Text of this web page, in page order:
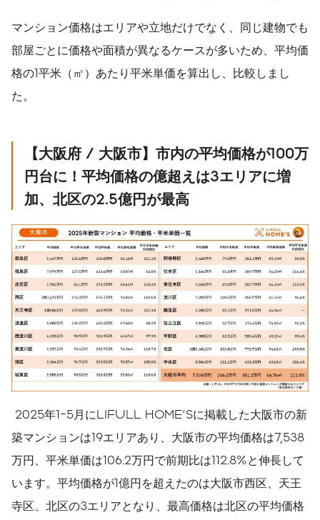
マンション価格はエリアや立地だけでなく、同じ建物でも
部屋ごとに価格や面積が異なるケースが多いため、平均価
格の1平米（㎡）あたり平米単価を算出し、比較しまし
た。
【大阪府 / 大阪市】市内の平均価格が100万
円台に！平均価格の億超えは3エリアに増
加、北区の2.5億円が最高
2025年1-5月にLIFULL HOME'Sに掲載した大阪市の新
築マンションは19エリアあり、大阪市の平均価格は7,538
万円、平米単価は106.2万円で前期比は112.8%と伸長して
います。平均価格が1億円を超えたのは大阪市西区、天王
寺区、北区の3エリアとなり、最高価格は北区の平均価格